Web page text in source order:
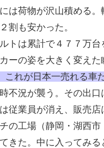
は荷物が沢山積める
割も安かった。
トは累計で４７７万台
ーの姿を大きく変えた
れが日本一売れる車
不況が襲う。その出口
従業員が消え、販売店
の工場（静岡・湖西
きた。中に入ってみ